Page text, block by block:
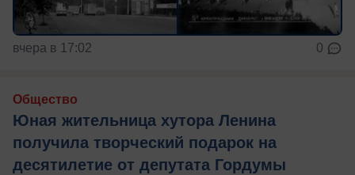
вчера в 17:02 0
Общество
Юная жительница хутора Ленина
получила творческий подарок на
десятилетие от депутата Гордумы